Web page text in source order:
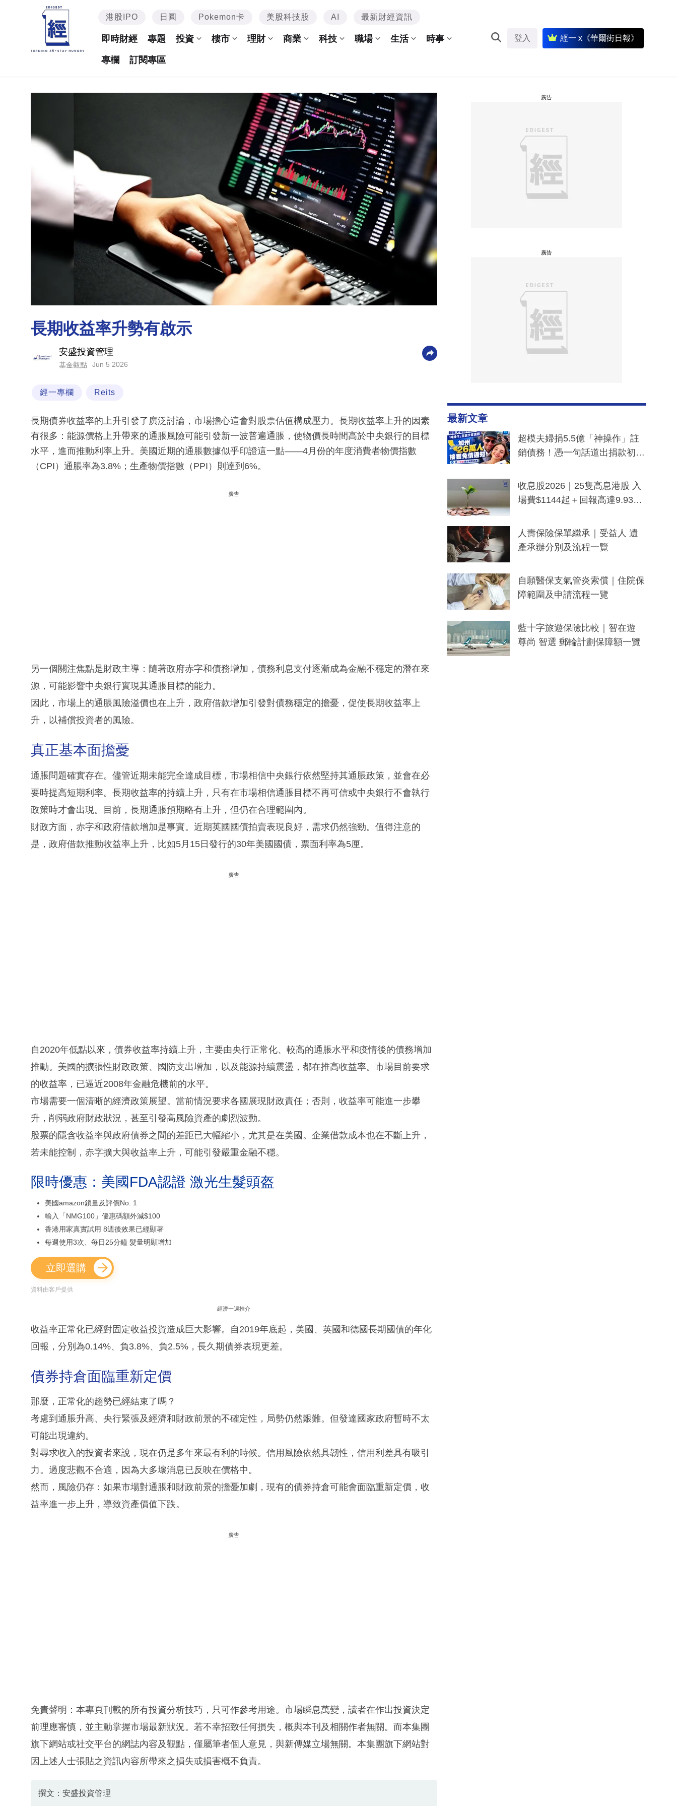
港股IPO 日圓 Pokemon卡 美股科技股 AI 最新財經資訊
即時財經 專題 投資 樓市 理財 商業 科技 職場 生活 時事
專欄 訂閱專區
登入 經一 x《華爾街日報》
長期收益率升勢有啟示
安盛投資管理
基金觀點 Jun 5 2026
經一專欄 Reits
長期債券收益率的上升引發了廣泛討論，市場擔心這會對股票估值構成壓力。長期收益率上升的因素
有很多：能源價格上升帶來的通脹風險可能引發新一波普遍通脹，使物價長時間高於中央銀行的目標
水平，進而推動利率上升。美國近期的通脹數據似乎印證這一點——4月份的年度消費者物價指數
（CPI）通脹率為3.8%；生產物價指數（PPI）則達到6%。
廣告
另一個關注焦點是財政主導：隨著政府赤字和債務增加，債務利息支付逐漸成為金融不穩定的潛在來
源，可能影響中央銀行實現其通脹目標的能力。
因此，市場上的通脹風險溢價也在上升，政府借款增加引發對債務穩定的擔憂，促使長期收益率上
升，以補償投資者的風險。
真正基本面擔憂
通脹問題確實存在。儘管近期未能完全達成目標，市場相信中央銀行依然堅持其通脹政策，並會在必
要時提高短期利率。長期收益率的持續上升，只有在市場相信通脹目標不再可信或中央銀行不會執行
政策時才會出現。目前，長期通脹預期略有上升，但仍在合理範圍內。
財政方面，赤字和政府借款增加是事實。近期英國國債拍賣表現良好，需求仍然強勁。值得注意的
是，政府借款推動收益率上升，比如5月15日發行的30年美國國債，票面利率為5厘。
廣告
自2020年低點以來，債券收益率持續上升，主要由央行正常化、較高的通脹水平和疫情後的債務增加
推動。美國的擴張性財政政策、國防支出增加，以及能源持續震盪，都在推高收益率。市場目前要求
的收益率，已逼近2008年金融危機前的水平。
市場需要一個清晰的經濟政策展望。當前情況要求各國展現財政責任；否則，收益率可能進一步攀
升，削弱政府財政狀況，甚至引發高風險資產的劇烈波動。
股票的隱含收益率與政府債券之間的差距已大幅縮小，尤其是在美國。企業借款成本也在不斷上升，
若未能控制，赤字擴大與收益率上升，可能引發嚴重金融不穩。
限時優惠：美國FDA認證 激光生髮頭盔
美國amazon鎖量及評價No. 1
輸入「NMG100」優惠碼額外減$100
香港用家真實試用 8週後效果已經顯著
每週使用3次、每日25分鐘 髮量明顯增加
立即選購
資料由客戶提供
經濟一週推介
收益率正常化已經對固定收益投資造成巨大影響。自2019年底起，美國、英國和德國長期國債的年化
回報，分別為0.14%、負3.8%、負2.5%，長久期債券表現更差。
債券持倉面臨重新定價
那麼，正常化的趨勢已經結束了嗎？
考慮到通脹升高、央行緊張及經濟和財政前景的不確定性，局勢仍然艱難。但發達國家政府暫時不太
可能出現違約。
對尋求收入的投資者來說，現在仍是多年來最有利的時候。信用風險依然具韌性，信用利差具有吸引
力。過度悲觀不合適，因為大多壞消息已反映在價格中。
然而，風險仍存：如果市場對通脹和財政前景的擔憂加劇，現有的債券持倉可能會面臨重新定價，收
益率進一步上升，導致資產價值下跌。
廣告
免責聲明：本專頁刊載的所有投資分析技巧，只可作參考用途。市場瞬息萬變，讀者在作出投資決定
前理應審慎，並主動掌握市場最新狀況。若不幸招致任何損失，概與本刊及相關作者無關。而本集團
旗下網站或社交平台的網誌內容及觀點，僅屬筆者個人意見，與新傳媒立場無關。本集團旗下網站對
因上述人士張貼之資訊內容所帶來之損失或損害概不負責。
撰文：安盛投資管理
廣告
廣告
最新文章
超模夫婦捐5.5億「神操作」註
銷債務！憑一句話道出捐款初
一度被誤當詐騙手段
收息股2026｜25隻高息港股 入
場費$1144起＋回報高達9.93
人壽保險保單繼承｜受益人 遺
產承辦分別及流程一覽
自願醫保支氣管炎索償｜住院保
障範圍及申請流程一覽
藍十字旅遊保險比較｜智在遊
尊尚 智選 郵輪計劃保障額一覽